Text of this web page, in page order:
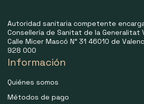
Autoridad sanitaria competente
Consellería de Sanitat de la Generalitat
Calle Micer Mascó N° 31 46010 de
928 000
Información
Quiénes somos
Métodos de pago